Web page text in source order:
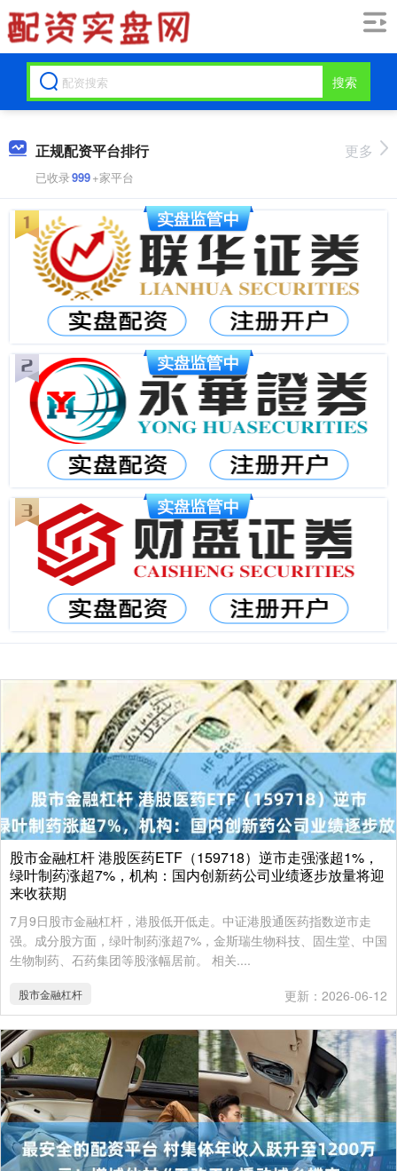
搜索
正规配资平台排行
已收录999+家平台
更多
股市金融杠杆 港股医药ETF（159718）逆市走强涨超1%，
绿叶制药涨超7%，机构：国内创新药公司业绩逐步放量将迎
来收获期
7月9日股市金融杠杆，港股低开低走。中证港股通医药指数逆市走
强。成分股方面，绿叶制药涨超7%，金斯瑞生物科技、固生堂、中国
生物制药、石药集团等股涨幅居前。 相关....
股市金融杠杆 更新：2026-06-12